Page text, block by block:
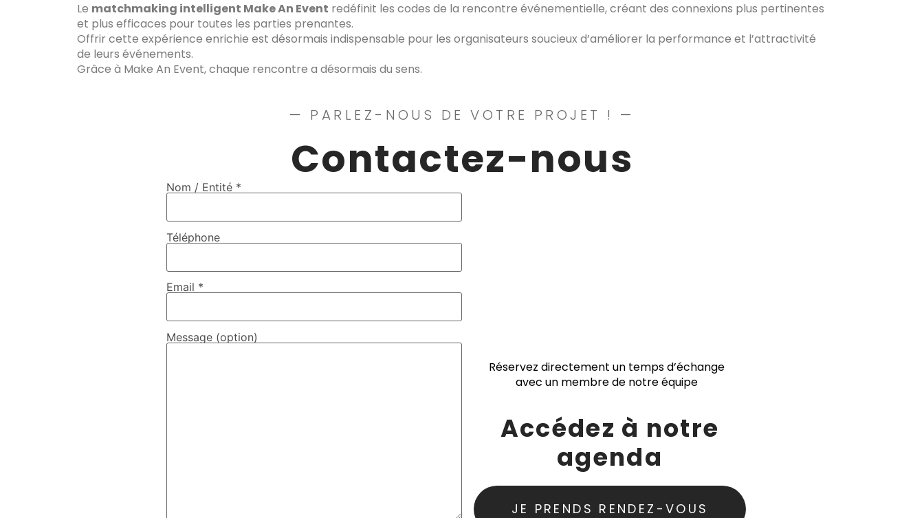
Le matchmaking intelligent Make An Event redéfinit les codes de la rencontre événementielle, créant des connexions plus pertinentes
et plus efficaces pour toutes les parties prenantes.
Offrir cette expérience enrichie est désormais indispensable pour les organisateurs soucieux d’améliorer la performance et l’attractivité
de leurs événements.
Grâce à Make An Event, chaque rencontre a désormais du sens.
— PARLEZ-NOUS DE VOTRE PROJET ! —
Contactez-nous
Nom / Entité *
Téléphone
Email *
Message (option)
Réservez directement un temps d’échange
avec un membre de notre équipe
Accédez à notre
agenda
JE PRENDS RENDEZ-VOUS